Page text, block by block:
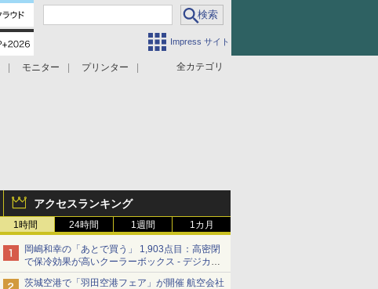
Impress サイト
全カテゴリ
モニター
プリンター
アクセスランキング
1時間 24時間 1週間 1カ月
岡嶋和幸の「あとで買う」 1,903点目：高密閉
で保冷効果が高いクーラーボックス - デジカメ
Watch
茨城空港で「羽田空港フェア」が開催 航空会社